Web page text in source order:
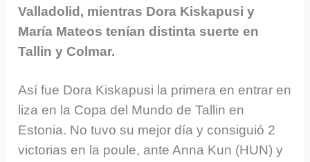
Valladolid, mientras Dora Kiskapusi y
María Mateos tenían distinta suerte en
Tallin y Colmar.
Así fue Dora Kiskapusi la primera en entrar en
liza en la Copa del Mundo de Tallin en
Estonia. No tuvo su mejor día y consiguió 2
victorias en la poule, ante Anna Kun (HUN) y